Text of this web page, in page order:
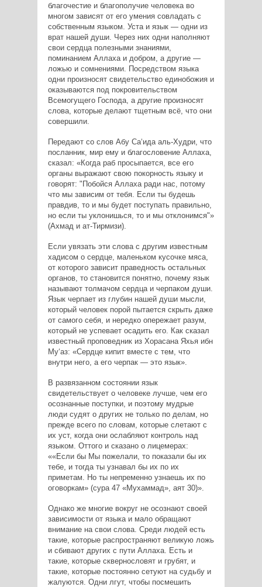
благочестие и благополучие человека во
многом зависят от его умения совладать с
собственным языком. Уста и язык — одни из
врат нашей души. Через них одни наполняют
свои сердца полезными знаниями,
поминанием Аллаха и добром, а другие —
ложью и сомнениями. Посредством языка
одни произносят свидетельство единобожия и
оказываются под покровительством
Всемогущего Господа, а другие произносят
слова, которые делают тщетным всё, что они
совершили.
Передают со слов Абу Са‘ида аль-Худри, что
посланник, мир ему и благословение Аллаха,
сказал: «Когда раб просыпается, все его
органы выражают свою покорность языку и
говорят: "Побойся Аллаха ради нас, потому
что мы зависим от тебя. Если ты будешь
правдив, то и мы будет поступать правильно,
но если ты уклонишься, то и мы отклонимся"»
(Ахмад и ат-Тирмизи).
Если увязать эти слова с другим известным
хадисом о сердце, маленьком кусочке мяса,
от которого зависит праведность остальных
органов, то становится понятно, почему язык
называют толмачом сердца и черпаком души.
Язык черпает из глубин нашей души мысли,
который человек порой пытается скрыть даже
от самого себя, и нередко опережает разум,
который не успевает осадить его. Как сказал
известный проповедник из Хорасана Яхья ибн
Му‘аз: «Сердце кипит вместе с тем, что
внутри него, а его черпак — это язык».
В развязанном состоянии язык
свидетельствует о человеке лучше, чем его
осознанные поступки, и поэтому мудрые
люди судят о других не только по делам, но
прежде всего по словам, которые слетают с
их уст, когда они ослабляют контроль над
языком. Оттого и сказано о лицемерах:
«Если бы Мы пожелали, то показали бы их
тебе, и тогда ты узнавал бы их по их
приметам. Но ты непременно узнаешь их по
оговоркам» (сура 47 «Мухаммад», аят 30) .
Однако же многие вокруг не осознают своей
зависимости от языка и мало обращают
внимание на свои слова. Среди людей есть
такие, которые распространяют великую ложь
и сбивают других с пути Аллаха. Есть и
такие, которые сквернословят и грубят, и
такие, которые постоянно сетуют на судьбу и
жалуются. Одни лгут, чтобы посмешить